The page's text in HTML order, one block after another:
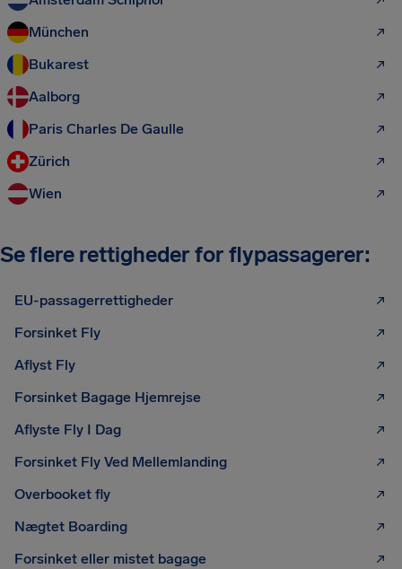
München
Bukarest
Aalborg
Paris Charles De Gaulle
Zürich
Wien
Se flere rettigheder for flypassagerer:
EU-passagerrettigheder
Forsinket Fly
Aflyst Fly
Forsinket Bagage Hjemrejse
Aflyste Fly I Dag
Forsinket Fly Ved Mellemlanding
Overbooket fly
Nægtet Boarding
Forsinket eller mistet bagage